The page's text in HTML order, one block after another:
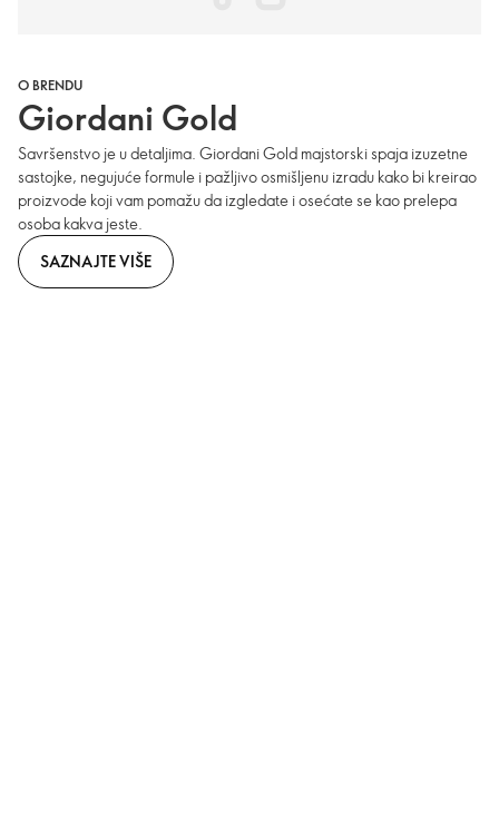
O BRENDU
Giordani Gold
Savršenstvo je u detaljima. Giordani Gold majstorski spaja izuzetne
sastojke, negujuće formule i pažljivo osmišljenu izradu kako bi kreirao
proizvode koji vam pomažu da izgledate i osećate se kao prelepa
osoba kakva jeste.
SAZNAJTE VIŠE